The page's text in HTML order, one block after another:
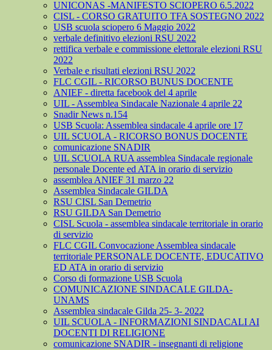
UNICONAS -MANIFESTO SCIOPERO 6.5.2022
CISL - CORSO GRATUITO TFA SOSTEGNO 2022
USB scuola sciopero 6 Maggio 2022
verbale definitivo elezioni RSU 2022
rettifica verbale e commissione elettorale elezioni RSU
2022
Verbale e risultati elezioni RSU 2022
FLC CGIL - RICORSO BUNUS DOCENTE
ANIEF - diretta facebook del 4 aprile
UIL - Assemblea Sindacale Nazionale 4 aprile 22
Snadir News n.154
USB Scuola: Assemblea sindacale 4 aprile ore 17
UIL SCUOLA - RICORSO BONUS DOCENTE
comunicazione SNADIR
UIL SCUOLA RUA assemblea Sindacale regionale
personale Docente ed ATA in orario di servizio
assemblea ANIEF 31 marzo 22
Assemblea Sindacale GILDA
RSU CISL San Demetrio
RSU GILDA San Demetrio
CISL Scuola - assemblea sindacale territoriale in orario
di servizio
FLC CGIL Convocazione Assemblea sindacale
territoriale PERSONALE DOCENTE, EDUCATIVO
ED ATA in orario di servizio
Corso di formazione USB Scuola
COMUNICAZIONE SINDACALE GILDA-
UNAMS
Assemblea sindacale Gilda 25- 3- 2022
UIL SCUOLA - INFORMAZIONI SINDACALI AI
DOCENTI DI RELIGIONE
comunicazione SNADIR - insegnanti di religione